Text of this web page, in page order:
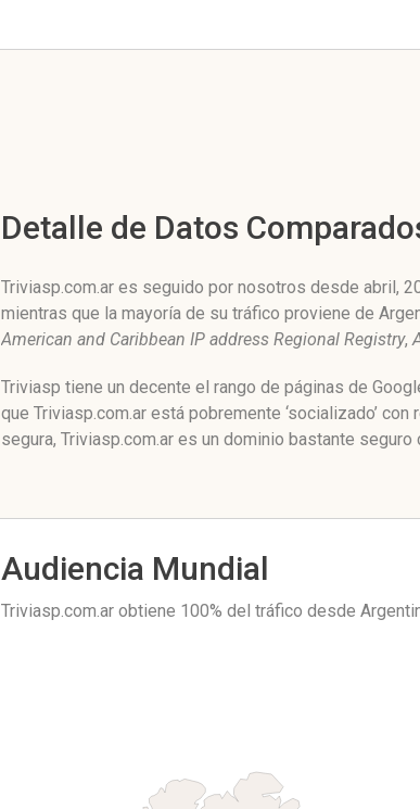
Detalle de Datos
Triviasp.com.ar es seguido por nosotros desde abril,
mientras que la mayoría de su tráfico proviene de
American and Caribbean IP address Regional Registry,
Triviasp tiene un decente el rango de páginas de
que Triviasp.com.ar está pobremente ‘socializado’
segura, Triviasp.com.ar es un dominio bastante
Audiencia Mundial
Triviasp.com.ar obtiene 100% del tráfico desde